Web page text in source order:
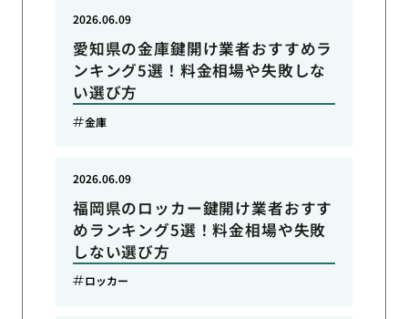
愛知県の金庫鍵開け業者おすすめラ
ンキング5選！料金相場や失敗しな
い選び方
2026.06.09
金庫
福岡県のロッカー鍵開け業者おすす
めランキング5選！料金相場や失敗
しない選び方
2026.06.09
ロッカー